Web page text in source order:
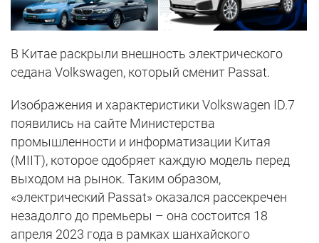
В Китае раскрыли внешность электрического
седана Volkswagen, который сменит Passat.
Изображения и характеристики Volkswagen ID.7
появились на сайте Министерства
промышленности и информатизации Китая
(MIIT), которое одобряет каждую модель перед
выходом на рынок. Таким образом,
«электрический Passat» оказался рассекречен
незадолго до премьеры – она состоится 18
апреля 2023 года в рамках шанхайского